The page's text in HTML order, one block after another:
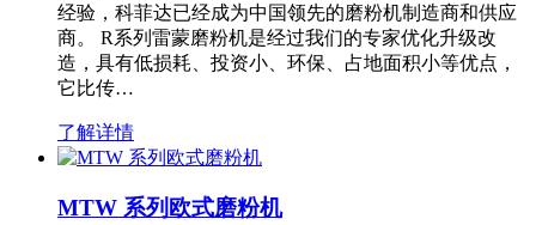
经验，科菲达已经成为中国领先的磨粉机制造商和供应
商。 R系列雷蒙磨粉机是经过我们的专家优化升级改
造，具有低损耗、投资小、环保、占地面积小等优点，
它比传…
了解详情
MTW 系列欧式磨粉机